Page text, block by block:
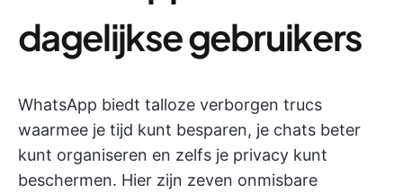
dagelijkse gebruikers
WhatsApp biedt talloze verborgen trucs
waarmee je tijd kunt besparen, je chats beter
kunt organiseren en zelfs je privacy kunt
beschermen. Hier zijn zeven onmisbare